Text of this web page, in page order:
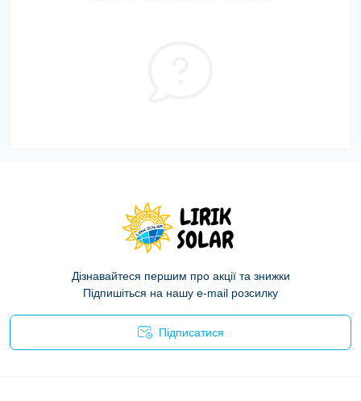
Дізнавайтеся першим про акції та знижки
Підпишіться на нашу e-mail розсилку
Підписатися